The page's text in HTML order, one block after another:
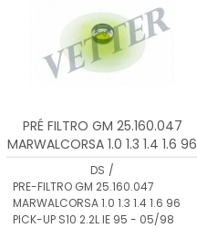
PRÉ FILTRO GM 25.160.047
MARWALCORSA 1.0 1.3 1.4 1.6 96
PICK-UP S10 2.2L IE 95 - 05/98
DS /
PRE-FILTRO GM 25.160.047
MARWALCORSA 1.0 1.3 1.4 1.6 96
PICK-UP S10 2.2L IE 95 - 05/98